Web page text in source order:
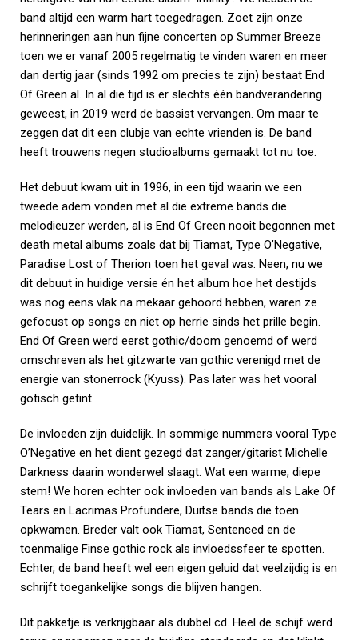
band altijd een warm hart toegedragen. Zoet zijn onze
herinneringen aan hun fijne concerten op Summer Breeze
toen we er vanaf 2005 regelmatig te vinden waren en meer
dan dertig jaar (sinds 1992 om precies te zijn) bestaat End
Of Green al. In al die tijd is er slechts één bandverandering
geweest, in 2019 werd de bassist vervangen. Om maar te
zeggen dat dit een clubje van echte vrienden is. De band
heeft trouwens negen studioalbums gemaakt tot nu toe.
Het debuut kwam uit in 1996, in een tijd waarin we een
tweede adem vonden met al die extreme bands die
melodieuzer werden, al is End Of Green nooit begonnen met
death metal albums zoals dat bij Tiamat, Type O’Negative,
Paradise Lost of Therion toen het geval was. Neen, nu we
dit debuut in huidige versie én het album hoe het destijds
was nog eens vlak na mekaar gehoord hebben, waren ze
gefocust op songs en niet op herrie sinds het prille begin.
End Of Green werd eerst gothic/doom genoemd of werd
omschreven als het gitzwarte van gothic verenigd met de
energie van stonerrock (Kyuss). Pas later was het vooral
gotisch getint.
De invloeden zijn duidelijk. In sommige nummers vooral Type
O’Negative en het dient gezegd dat zanger/gitarist Michelle
Darkness daarin wonderwel slaagt. Wat een warme, diepe
stem! We horen echter ook invloeden van bands als Lake Of
Tears en Lacrimas Profundere, Duitse bands die toen
opkwamen. Breder valt ook Tiamat, Sentenced en de
toenmalige Finse gothic rock als invloedssfeer te spotten.
Echter, de band heeft wel een eigen geluid dat veelzijdig is en
schrijft toegankelijke songs die blijven hangen.
Dit pakketje is verkrijgbaar als dubbel cd. Heel de schijf werd